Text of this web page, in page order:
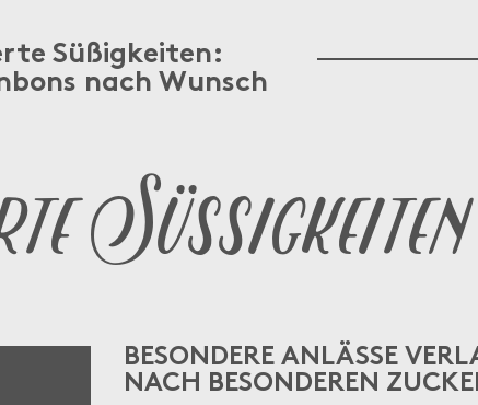
Süßigkeiten:
nach Wunsch
Süssigkeiten
BESONDERE ANLÄSSE
NACH BESONDEREN